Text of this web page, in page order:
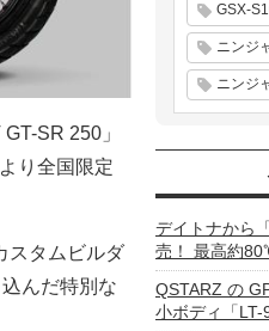
SR 250」
り全国限定
スタムビルダ
んだ特別な
GSX-
ニンジ
ニンジ
デイトナから
売！ 最高約
QSTARZ の
小ボディ「LT-